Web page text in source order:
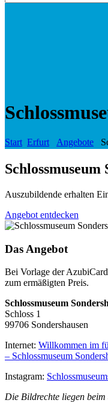
Start Erfurt Angebote
Schlossmuseum
Auszubildende erhalten
Angebot entdecken
Das Angebot
Bei Vorlage der
zum ermäßigten Preis.
Schlossmuseum
Schloss 1
99706 Sondershausen
Internet: Willkommen im
– Schlossmuseum
Instagram:
Die Bildrechte liegen beim